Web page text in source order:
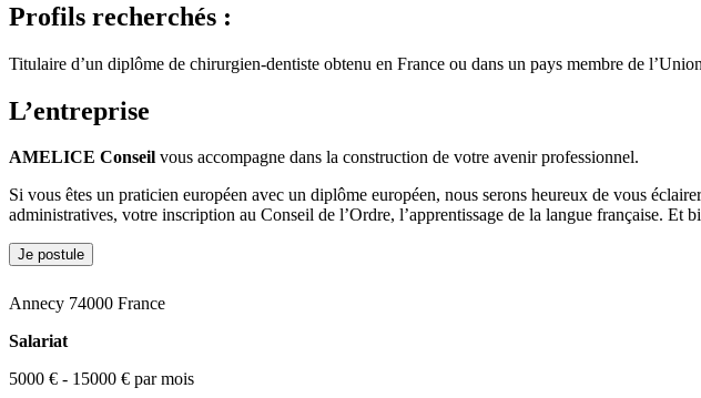
Profils recherchés :
Titulaire d’un diplôme de chirurgien-dentiste obtenu en France ou dans un pays membre de
L’entreprise
AMELICE Conseil vous accompagne dans la construction de votre avenir professionnel.
Si vous êtes un praticien européen avec un diplôme européen, nous serons heureux de vous
administratives, votre inscription au Conseil de l’Ordre, l’apprentissage de la langue française. Et
Je postule
Annecy 74000 France
Salariat
5000 € - 15000 € par mois